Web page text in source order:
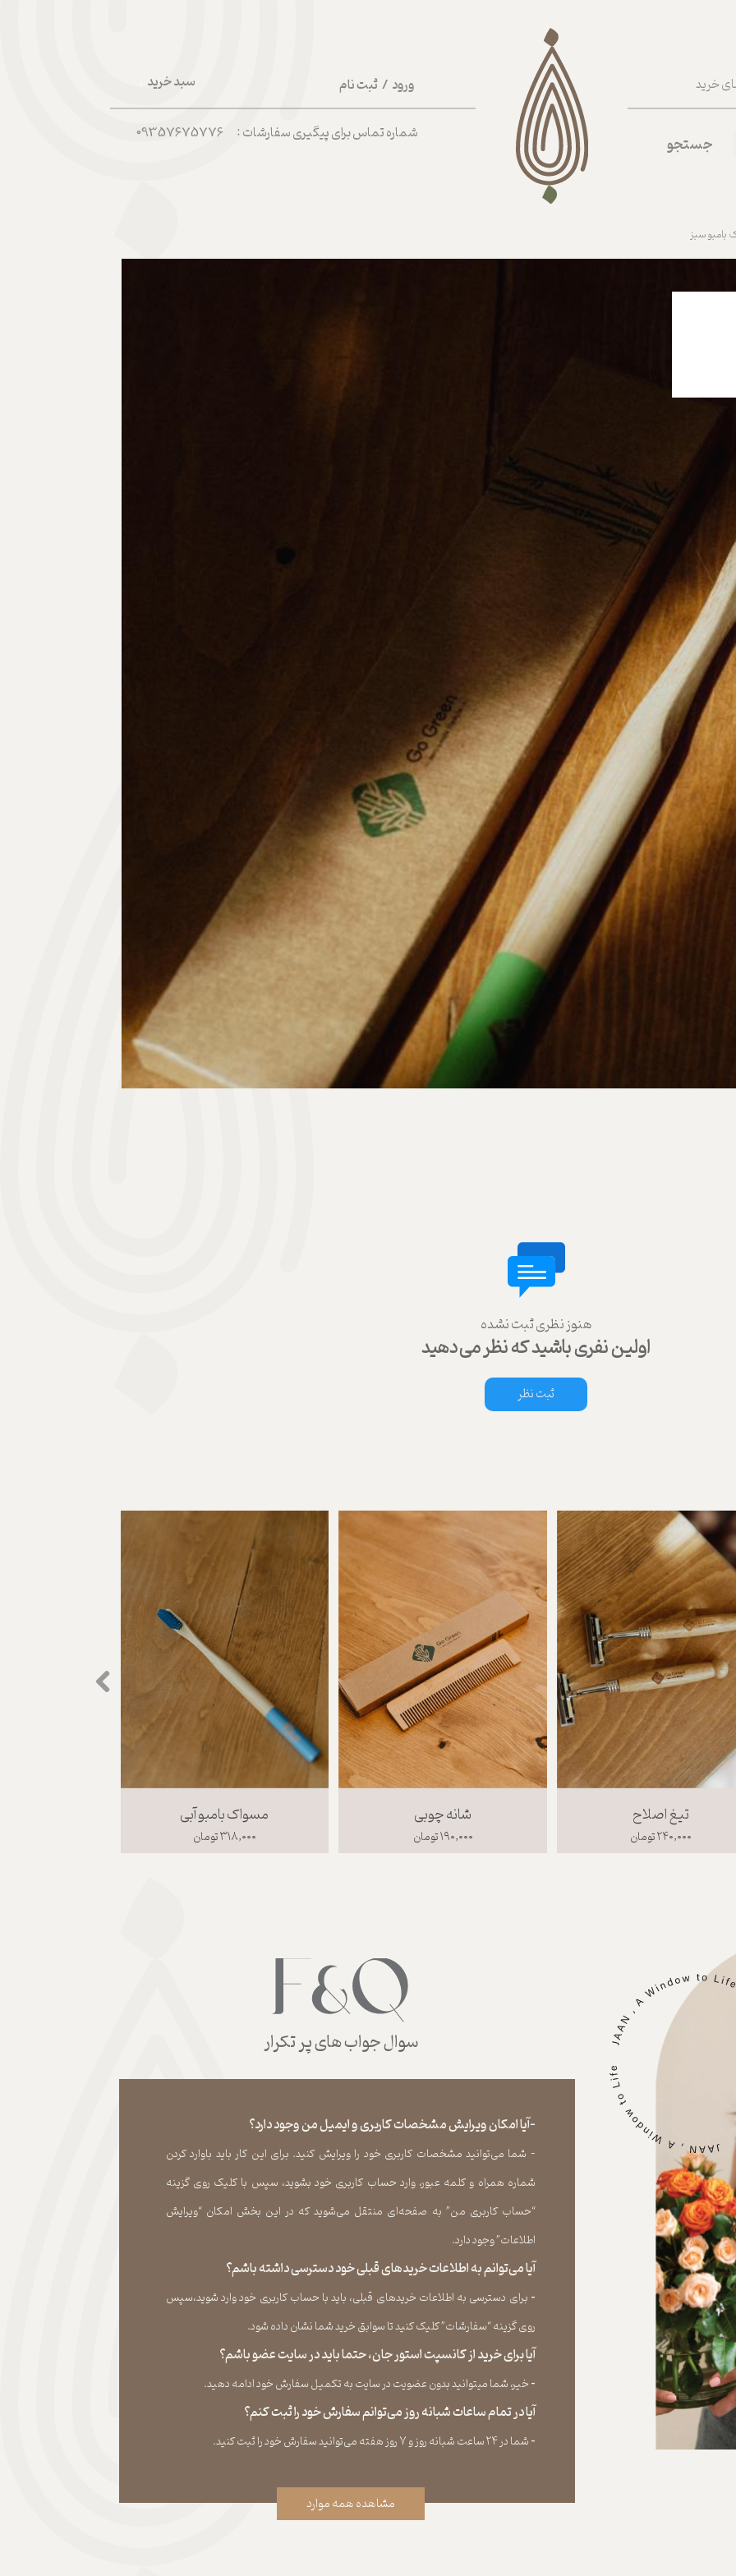
سبد خرید ورود / ثبت نام
حساب کاربری من
تغییر گذر واژه
خرید
شماره تماس برای پیگیری سفارشات : 09357675776
جستجو
بامبو سبز
هنوز نظری ثبت نشده
اولین نفری باشید که نظر می‌دهید
ثبت نظر
مسواک بامبو آبی
۳۱۸,۰۰۰ تومان
شانه چوبی
۱۹۰,۰۰۰ تومان
تیغ اصلاح
۲۴۰,۰۰۰ تومان
سوال جواب های پر تکرار
-آیا امکان ویرایش مشخصات کاربری و ایمیل من وجود دارد؟
- شما می‏‌توانید مشخصات کاربری خود را ویرایش کنید. برای این کار باید باوارد کردن
شماره همراه و کلمه عبور، وارد حساب کاربری خود بشوید، سپس با کلیک روی گزینه
“حساب کاربری من” به صفحه‏‌ای منتقل می‏‌شوید که در این بخش امکان “ویرایش
اطلاعات” وجود دارد.​​​​​​​
آیا می‌‏توانم به اطلاعات خریدهای قبلی خود دسترسی داشته باشم؟
​​​​​​​- برای دسترسی به اطلاعات خریدهای قبلی، باید با حساب کاربری خود وارد شوید،سپس
روی گزینه “سفارشات” کلیک کنید تا سوابق خرید شما نشان داده ‏شود.​​​​​​​
آیا برای خرید از کانسپت استور جان، حتما باید در سایت عضو باشم؟
​​​​​​​- خیر، شما میتوانید بدون عضویت در سایت به تکمیل سفارش خود ادامه دهید.​​​​​​​
آیا در تمام ساعات شبانه روز می‌توانم سفارش خود را ثبت کنم؟
​​​​​​​​​​​​​​- شما در ۲۴ ساعت شبانه روز و ۷ روز هفته می‌‏توانید سفارش خود را ثبت کنید.
مشاهده همه موارد